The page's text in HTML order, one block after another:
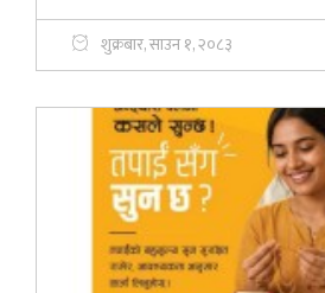
शुक्रबार, साउन १, २०८३